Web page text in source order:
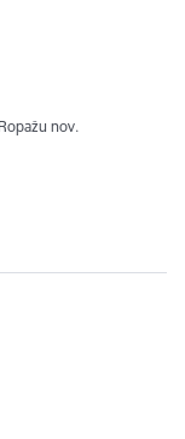
nov.